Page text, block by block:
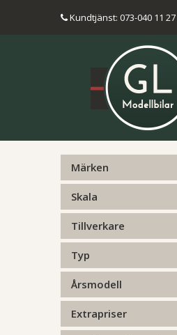
Kundtjänst: 073-040 11 27
Märken
Skala
Tillverkare
Typ
Årsmodell
Extrapriser